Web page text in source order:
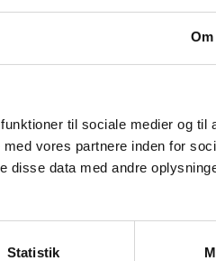
Om
til sociale medier og til
vores partnere inden for
disse data med andre
Statistik
of
Demokratiske Republik Congo (I)
af mindreårige til
og anholdelser, tortur